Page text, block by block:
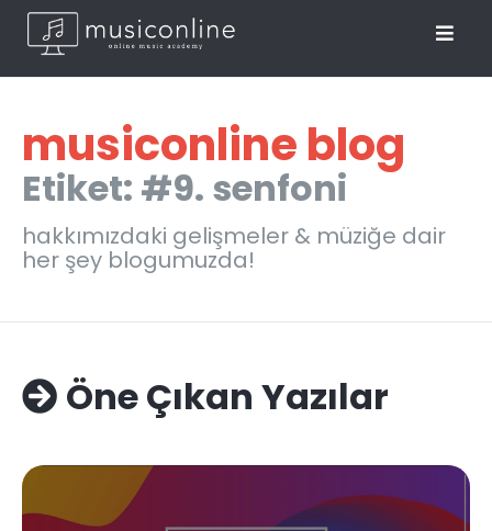
musiconline blog
Etiket: #9. senfoni
hakkımızdaki gelişmeler & müziğe dair
her şey blogumuzda!
Öne Çıkan Yazılar